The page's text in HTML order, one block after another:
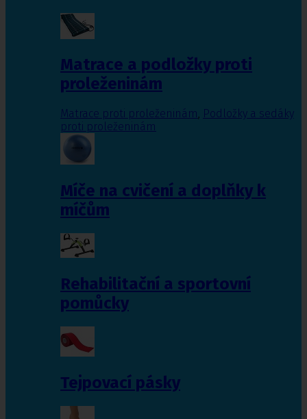
Matrace a podložky proti
proleženinám
Matrace proti proleženinám, Podložky a sedáky
proti proleženinám
Míče na cvičení a doplňky k
míčům
Rehabilitační a sportovní
pomůcky
Tejpovací pásky